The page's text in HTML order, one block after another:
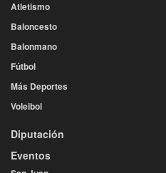
Atletismo
Baloncesto
Balonmano
Fútbol
Más Deportes
Voleibol
Diputación
Eventos